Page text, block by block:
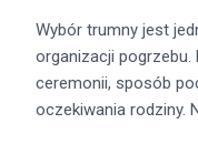
Wybór trumny jest
organizacji pogrzebu.
ceremonii, sposób
oczekiwania rodziny.